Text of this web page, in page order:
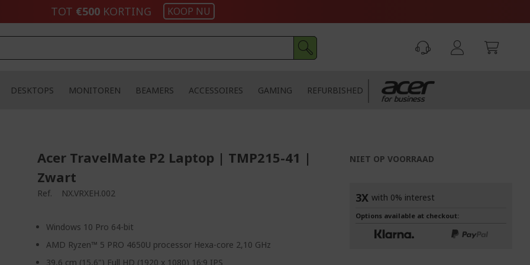
TOT €500KORTING KOOP NU
DESKTOPS MONITOREN BEAMERS ACCESSOIRES GAMING REFURBISHED
Acer TravelMate P2 Laptop | TMP215-41 |
Zwart
Ref. NX.VRXEH.002
Windows 10 Pro 64-bit
AMD Ryzen™ 5 PRO 4650U processor Hexa-core 2,10 GHz
39,6 cm (15,6") Full HD (1920 x 1080) 16:9 IPS
NIET OP VOORRAAD
3X with 0% interest
Options available at checkout: